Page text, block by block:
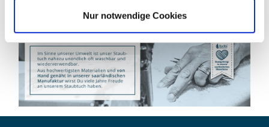
Nur notwendige Cookies